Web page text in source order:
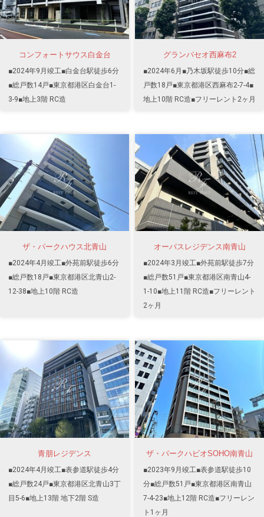
コンフォートサウス白金台
■2024年9月竣工■白金台駅徒歩6分
■総戸数14戸■東京都港区白金台1-
3-9■地上3階 RC造
グランパセオ西麻布2
■2024年6月■乃木坂駅徒歩10分■総
戸数18戸■東京都港区西麻布2-7-4■
地上10階 RC造■フリーレント2ヶ月
ザ・パークハウス北青山
■2024年4月竣工■外苑前駅徒歩6分
■総戸数18戸■東京都港区北青山2-
12-38■地上10階 RC造
オーパスレジデンス南青山
■2024年3月竣工■外苑前駅徒歩7分
■総戸数51戸■東京都港区南青山4-
1-10■地上11階 RC造■フリーレント
2ヶ月
青朋レジデンス
■2024年4月竣工■表参道駅徒歩4分
■総戸数24戸■東京都港区北青山3丁
目5-6■地上13階 地下2階 S造
ザ・パークハビオSOHO南青山
■2023年9月竣工■表参道駅徒歩10
分■総戸数51戸■東京都港区南青山
7-4-23■地上12階 RC造■フリーレン
ト1ヶ月